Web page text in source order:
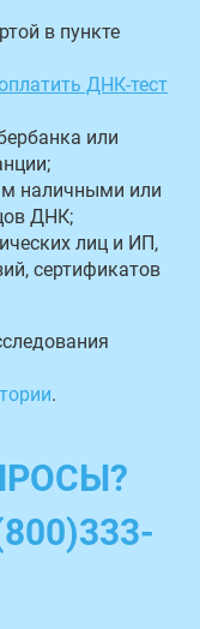
в пункте
ДНК-тест
или
наличными или
ДНК;
лиц и ИП,
сертификатов
.